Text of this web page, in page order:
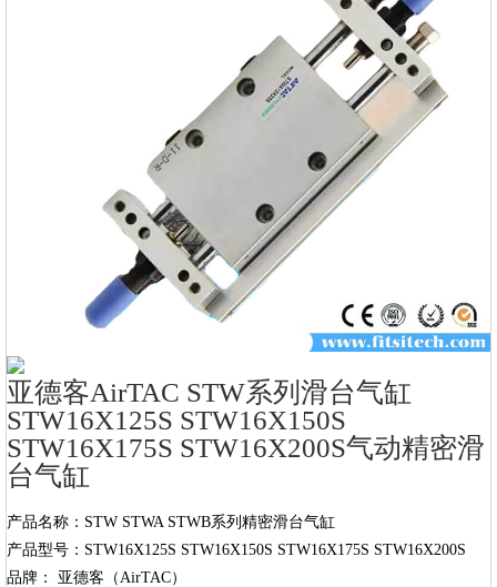
亚德客AirTAC STW系列滑台气缸
STW16X125S STW16X150S
STW16X175S STW16X200S气动精密滑
台气缸
产品名称：STW STWA STWB系列精密滑台气缸
产品型号：STW16X125S STW16X150S STW16X175S STW16X200S
品牌： 亚德客（AirTAC）